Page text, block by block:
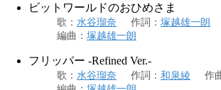
ビットワールドのおひめさま
歌 ： 水谷瑠奈 作詞 ： 塚越雄一朗
編曲 ： 塚越雄一朗
フリッパー -Refined Ver.-
歌 ： 水谷瑠奈 作詞 ： 和泉綾 作